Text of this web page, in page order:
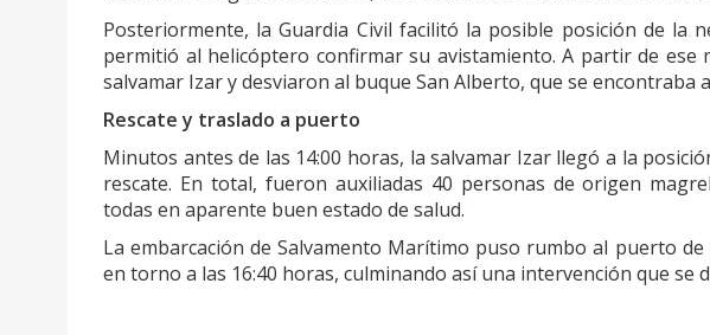
Posteriormente, la Guardia Civil facilitó la posible posición de la
permitió al helicóptero confirmar su avistamiento. A partir de ese
salvamar Izar y desviaron al buque San Alberto, que se encontraba
Rescate y traslado a puerto
Minutos antes de las 14:00 horas, la salvamar Izar llegó a la
rescate. En total, fueron auxiliadas 40 personas de origen
todas en aparente buen estado de salud.
La embarcación de Salvamento Marítimo puso rumbo al puerto
en torno a las 16:40 horas, culminando así una intervención que se